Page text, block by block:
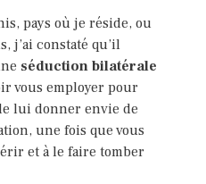
pays où je réside, ou
j’ai constaté qu’il
séduction bilatérale
vous employer pour
lui donner envie de
une fois que vous
et à le faire tomber